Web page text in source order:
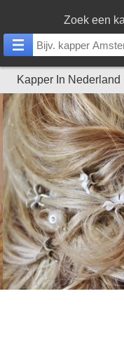
Zoek een
Kapper In Nederland